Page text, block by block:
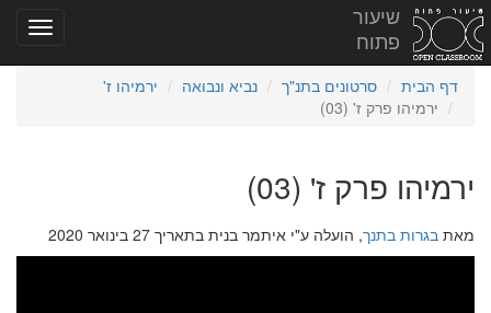
שיעור
פתוח
דף הבית סרטונים בתנ"ך נביא ונבואה
ירמיהו ז'
ירמיהו פרק ז' (03)
ירמיהו פרק ז' (03)
מאת בגרות בתנך, הועלה ע"י איתמר בנית בתאריך 27 בינואר 2020